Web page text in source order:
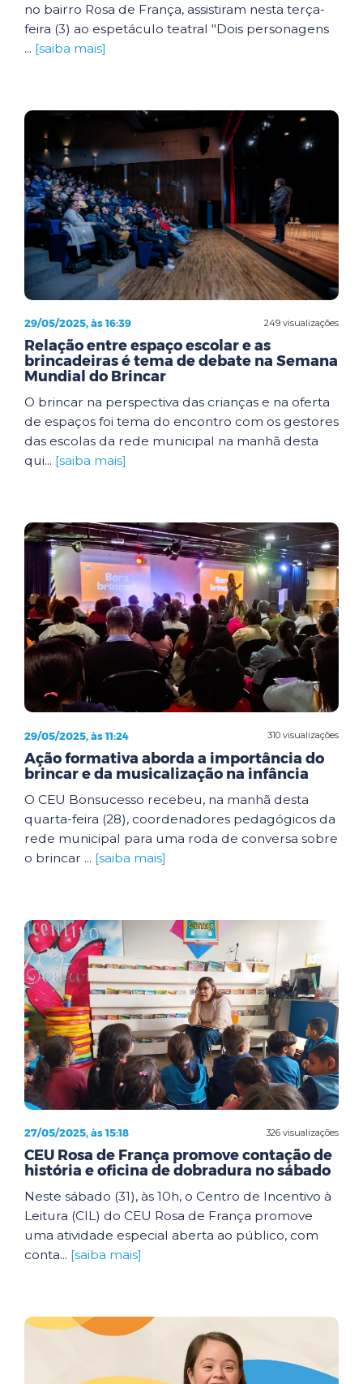
no bairro Rosa de França, assistiram nesta terça-
feira (3) ao espetáculo teatral "Dois personagens
... [saiba mais]
249 visualizações
29/05/2025, às 16:39
Relação entre espaço escolar e as
brincadeiras é tema de debate na Semana
Mundial do Brincar
O brincar na perspectiva das crianças e na oferta
de espaços foi tema do encontro com os gestores
das escolas da rede municipal na manhã desta
qui... [saiba mais]
310 visualizações
29/05/2025, às 11:24
Ação formativa aborda a importância do
brincar e da musicalização na infância
O CEU Bonsucesso recebeu, na manhã desta
quarta-feira (28), coordenadores pedagógicos da
rede municipal para uma roda de conversa sobre
o brincar ... [saiba mais]
326 visualizações
27/05/2025, às 15:18
CEU Rosa de França promove contação de
história e oficina de dobradura no sábado
Neste sábado (31), às 10h, o Centro de Incentivo à
Leitura (CIL) do CEU Rosa de França promove
uma atividade especial aberta ao público, com
conta... [saiba mais]